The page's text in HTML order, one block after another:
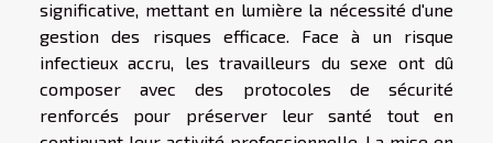
significative, mettant en lumière la nécessité d'une
gestion des risques efficace. Face à un risque
infectieux accru, les travailleurs du sexe ont dû
composer avec des protocoles de sécurité
renforcés pour préserver leur santé tout en